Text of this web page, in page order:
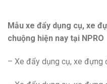
Mẫu xe đẩy dụng cụ, xe
chuộng hiện nay tại NPRO
– Xe đẩy dụng cụ, xe đựng